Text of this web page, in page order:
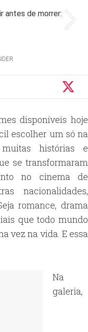
disponíveis hoje
escolher um só na
histórias e
se transformaram
no cinema de
nacionalidades,
romance, drama
que todo mundo
vez na vida. E essa
Na
galeria,